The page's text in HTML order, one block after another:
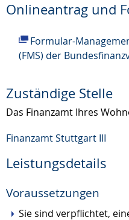
Onlineantrag und
Formular-
(FMS) der
Zuständige Stelle
Das Finanzamt Ihres
Finanzamt Stuttgart III
Leistungsdetails
Voraussetzungen
Sie sind verpflichtet,